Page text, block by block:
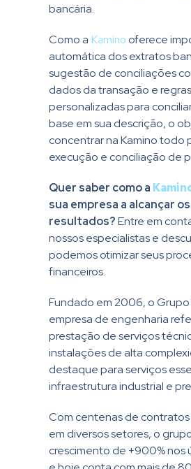
bancária.
Como a Kamino oferece
automática dos extratos
sugestão de conciliações
dados da transação e regras
personalizadas para
base em sua descrição, o
concentrar na Kamino todo
execução e conciliação de
Quer saber como a
sua empresa a alcançar
resultados?Entre em
nossos especialistas e
podemos otimizar seus
financeiros.
Fundado em 2006, o Grupo
empresa de engenharia
prestação de serviços
instalações de alta
destaque para serviços
infraestrutura industrial e
Com centenas de
em diversos setores, o
crescimento de +900% nos